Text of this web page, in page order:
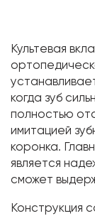
Культевая
когда зуб
полностью
имитацией
коронка.
является
сможет
Конструкция